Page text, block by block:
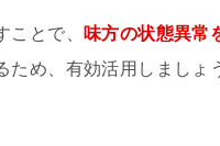
ことで、 味方の状態異常
め、有効活用しましょ